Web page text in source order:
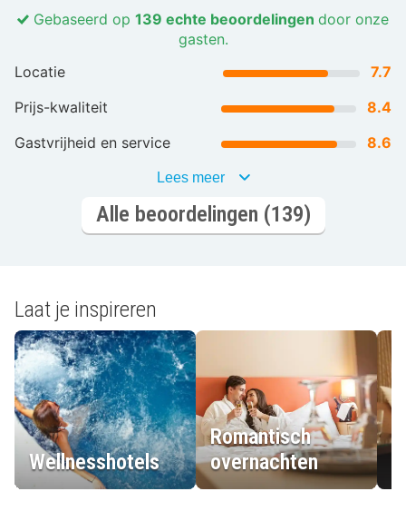
Gebaseerd op 139 echte beoordelingen door onze
gasten.
Locatie
7.7
Prijs-kwaliteit
8.4
Gastvrijheid en service
8.6
Lees meer
Alle beoordelingen (139)
Laat je inspireren
Wellnesshotels
Romantisch
overnachten